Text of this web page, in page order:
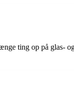
ting op på glas-